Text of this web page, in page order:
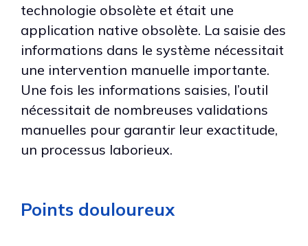
technologie obsolète et était une
application native obsolète. La saisie des
informations dans le système nécessitait
une intervention manuelle importante.
Une fois les informations saisies, l’outil
nécessitait de nombreuses validations
manuelles pour garantir leur exactitude,
un processus laborieux.
Points douloureux